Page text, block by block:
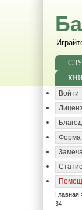
Войти
Главная
34